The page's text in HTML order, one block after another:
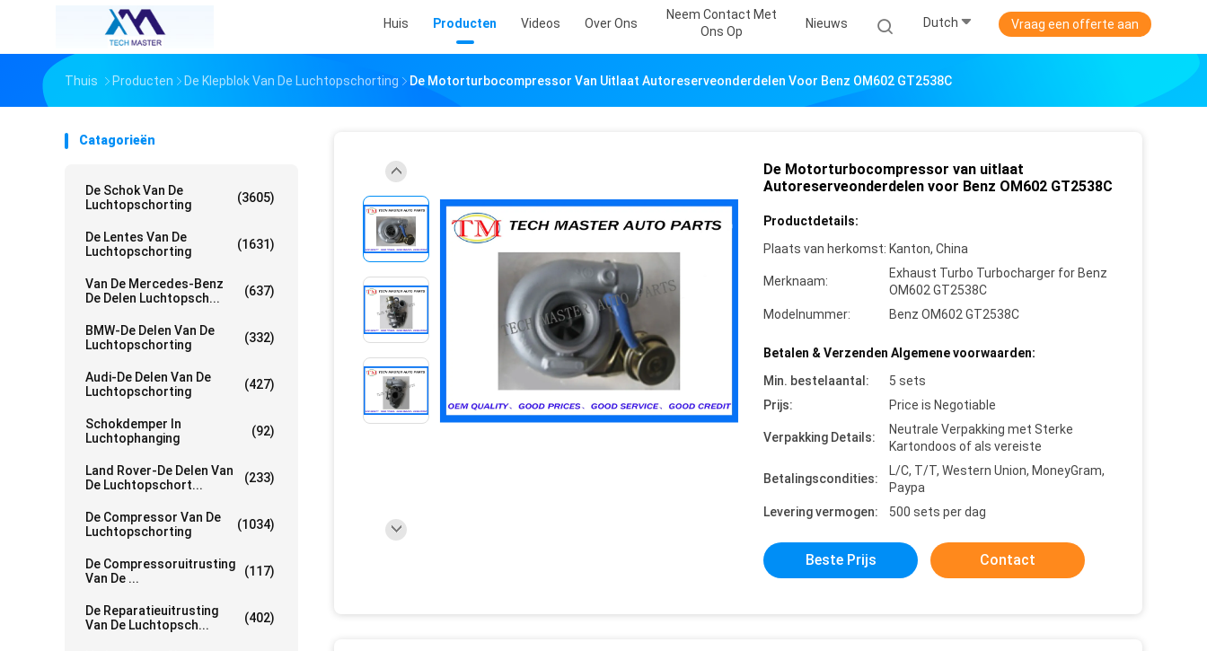
Huis Producten Videos Over Ons
Neem Contact Met
Ons Op
Nieuws Dutch Vraag een offerte aan
Thuis Producten De Klepblok Van De Luchtopschorting De Motorturbocompressor Van Uitlaat Autoreserveonderdelen Voor Benz OM602 GT2538C
Catagorieën
De Schok Van De
Luchtopschorting
(3605)
De Lentes Van De
Luchtopschorting
(1631)
Van De Mercedes-Benz
De Delen Luchtopsch...
(637)
BMW-De Delen Van De
Luchtopschorting
(332)
Audi-De Delen Van De
Luchtopschorting
(427)
Schokdemper In
Luchtophanging
(92)
Land Rover-De Delen Van
De Luchtopschort...
(233)
De Compressor Van De
Luchtopschorting
(1034)
De Compressoruitrusting
Van De ...
(117)
De Reparatieuitrusting
Van De Luchtopsch...
(402)
De Motorturbocompressor van uitlaat
Autoreserveonderdelen voor Benz OM602 GT2538C
Productdetails:
Plaats van herkomst: Kanton, China
Merknaam:
Exhaust Turbo Turbocharger for Benz
OM602 GT2538C
Modelnummer:
Benz OM602 GT2538C
Betalen & Verzenden Algemene voorwaarden:
Min. bestelaantal:
5 sets
Prijs:
Price is Negotiable
Verpakking Details:
Neutrale Verpakking met Sterke
Kartondoos of als vereiste
Betalingscondities:
L/C, T/T, Western Union, MoneyGram,
Paypa
Levering vermogen:
500 sets per dag
Beste Prijs Contact